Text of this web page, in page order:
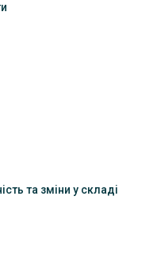
та зміни у складі